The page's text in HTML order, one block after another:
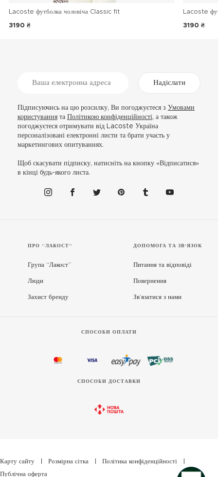
Lacoste футболка чоловіча Classic fit
3190 ₴
Lacoste
3190 ₴
Надіслати
Підписуючись на цю розсилку, Ви погоджуєтеся з Умовами
користуваннята Політикою конфіденційності, а також
погоджуєтеся отримувати від Lacoste Україна
персоналізовані електронні листи та брати участь у
маркетингових опитуваннях.
Щоб скасувати підписку, натисніть на кнопку «Відписатися»
в кінці будь-якого листа.
ПРО “ЛАКОСТ”
Група “Лакост”
Люди
Захист бренду
ДОПОМОГА ТА ЗВ'ЯЗОК
Питання та відповіді
Повернення
Зв’язатися з нами
СПОСОБИ ОПЛАТИ
СПОСОБИ ДОСТАВКИ
Карту сайту Розмірна сітка Політика конфіденційності
Публічна оферта